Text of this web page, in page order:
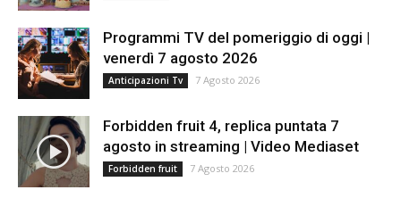
Programmi TV del pomeriggio di oggi |
venerdì 7 agosto 2026
Anticipazioni Tv 7 Agosto 2026
Forbidden fruit 4, replica puntata 7
agosto in streaming | Video Mediaset
Forbidden fruit 7 Agosto 2026